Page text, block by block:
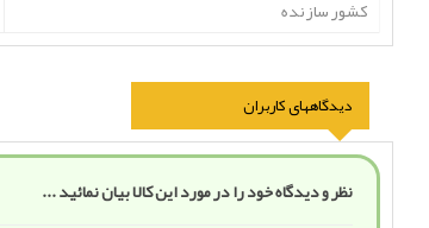
کشور سازنده
دیدگاههای کاربران
نظر و دیدگاه خود را در مورد این کالا بیان نمائید ...